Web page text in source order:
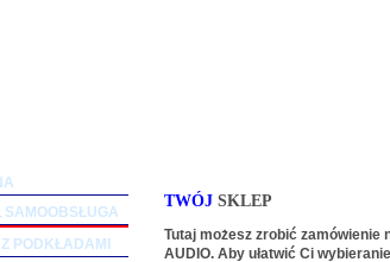
TWÓJ SKLEP
Tutaj możesz zrobić zamówienie
AUDIO. Aby ułatwić Ci
SAMOOBSŁUGA
PODKŁADAMI